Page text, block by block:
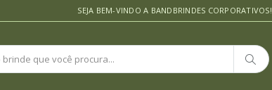
SEJA BEM-VINDO A BANDBRINDES CORPORATIVOS!